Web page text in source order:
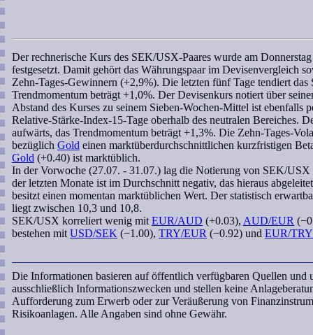
Derrechnerische Kurs des SEK/USX-Paares wurde am
festgesetzt. Damit gehört das Währungspaar im Devisenvergleich
Zehn-Tages-Gewinnern (+2,9%). Die letzten fünf Tage tendiert das
Trendmomentum beträgt +1,0%. Der Devisenkurs notiert über
Abstand des Kurses zu seinem Sieben-Wochen-Mittel ist ebenfalls
Relative-Stärke-Index-15-Tage oberhalb des neutralen Bereiches.
aufwärts, das Trendmomentum beträgt +1,3%. Die Zehn-Tages-
bezüglich Gold einen marktüberdurchschnittlichen kurzfristigen
Gold (+0.40) ist marktüblich.
In der Vorwoche (27.07. - 31.07.) lag die Notierung von SEK/USX
der letzten Monate ist im Durchschnitt negativ, das hieraus
besitzt einen momentan marktüblichen Wert. Derstatistisch
liegt zwischen 10,3 und 10,8.
SEK/USX korreliert wenig mit EUR/AUD (+0.03), AUD/EUR
bestehen mit USD/SEK (−1.00), TRY/EUR (−0.92) und EUR/TRY
Die Informationen basieren auf öffentlich verfügbaren Quellen und
ausschließlich Informationszwecken und stellen keine
Aufforderung zum Erwerb oder zur Veräußerung von
Risikoanlagen. Alle Angaben sind ohne Gewähr.